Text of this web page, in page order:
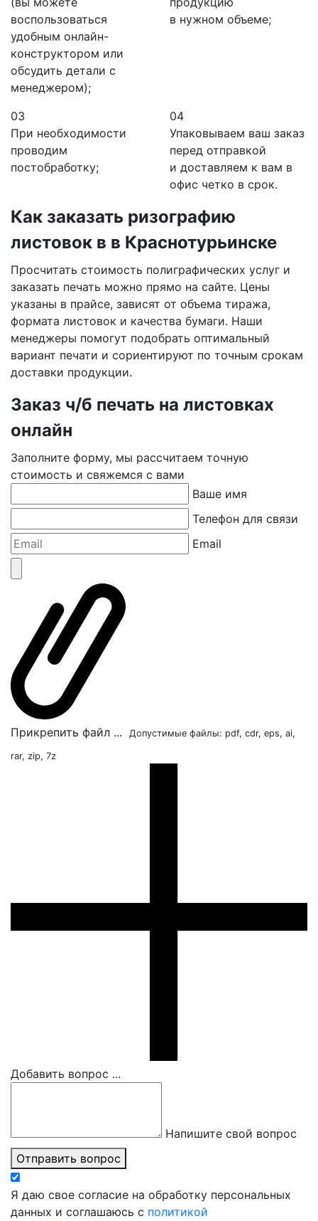
воспользоваться
удобным онлайн-
конструктором или
обсудить детали с
менеджером);
в нужном объеме;
03
При необходимости
проводим
постобработку;
04
Упаковываем ваш заказ
перед отправкой
и доставляем к вам в
офис четко в срок.
Как заказать ризографию
листовок в в Краснотурьинске
Просчитать стоимость полиграфических услуг и
заказать печать можно прямо на сайте. Цены
указаны в прайсе, зависят от объема тиража,
формата листовок и качества бумаги. Наши
менеджеры помогут подобрать оптимальный
вариант печати и сориентируют по точным срокам
доставки продукции.
Заказ ч/б печать на листовках
онлайн
Заполните форму, мы рассчитаем точную
стоимость и свяжемся с вами
Ваше имя
Телефон для связи
Email
Прикрепить файл ... Допустимые файлы: pdf, cdr, eps, ai,
rar, zip, 7z
Добавить вопрос ...
Напишите свой вопрос
Отправить вопрос
Я даю свое согласие на обработку персональных
данных и соглашаюсь с политикой